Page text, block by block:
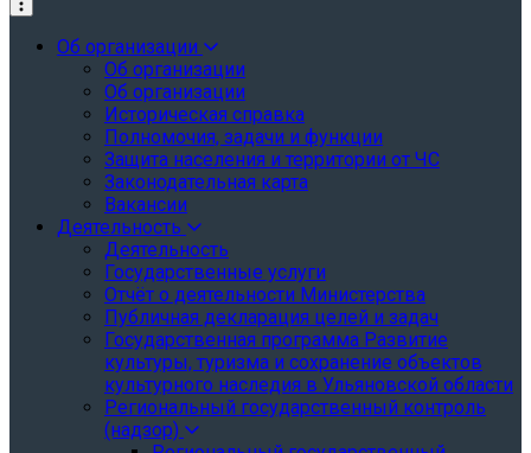
Об организации
Об организации
Об организации
Историческая справка
Полномочия, задачи и функции
Защита населения и территории от ЧС
Законодательная карта
Вакансии
Деятельность
Деятельность
Государственные услуги
Отчёт о деятельности Министерства
Публичная декларация целей и задач
Государственная программа Развитие
культуры, туризма и сохранение объектов
культурного наследия в Ульяновской области
Региональный государственный контроль
(надзор)